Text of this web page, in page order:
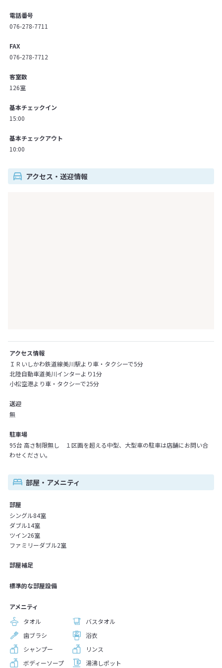
電話番号
076-278-7711
FAX
076-278-7712
客室数
126室
基本チェックイン
15:00
基本チェックアウト
10:00
アクセス・送迎情報
アクセス情報
ＩＲいしかわ鉄道線美川駅より車・タクシーで5分
北陸自動車道美川インターより1分
小松空港より車・タクシーで25分
送迎
無
駐車場
95台 高さ制限無し １区画を超える中型、大型車の駐車は店舗にお問い合
わせください。
部屋・アメニティ
部屋
シングル84室
ダブル14室
ツイン26室
ファミリーダブル2室
部屋補足
標準的な部屋設備
アメニティ
タオル
バスタオル
歯ブラシ
浴衣
シャンプー
リンス
ボディーソープ
湯沸しポット